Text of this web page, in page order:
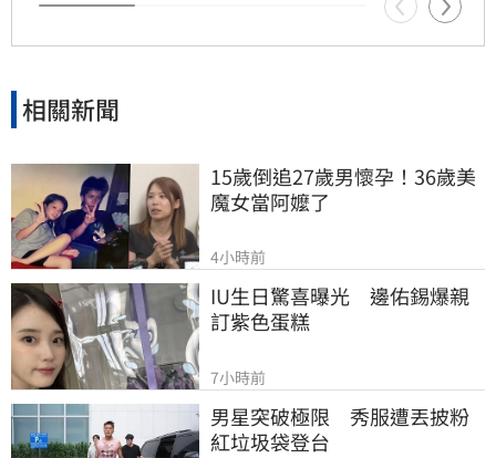
相關新聞
15歲倒追27歲男懷孕！36歲美
魔女當阿嬤了
4小時前
IU生日驚喜曝光　邊佑錫爆親
訂紫色蛋糕
7小時前
男星突破極限　秀服遭丟披粉
紅垃圾袋登台